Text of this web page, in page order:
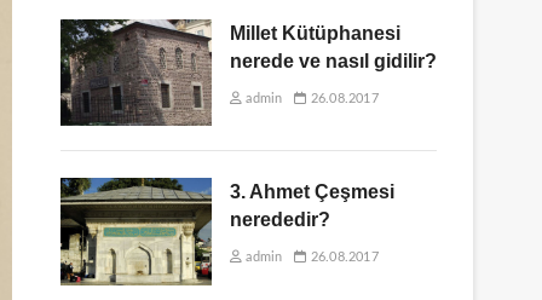
Millet Kütüphanesi
nerede ve nasıl gidilir?
admin 26.08.2017
3. Ahmet Çeşmesi
nerededir?
admin 26.08.2017